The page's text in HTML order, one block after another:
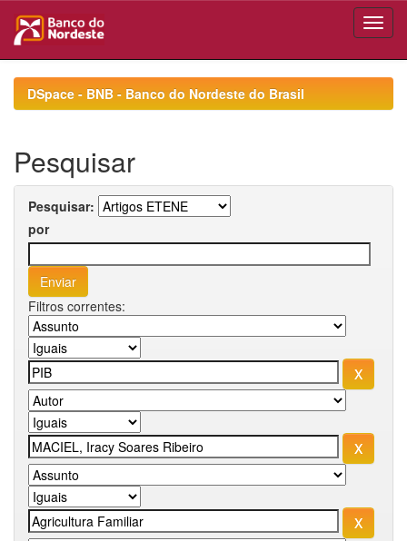
navigationDSpace - BNB - Banco do Nordeste do Brasil
Pesquisar
Pesquisar:
por
Filtros correntes: